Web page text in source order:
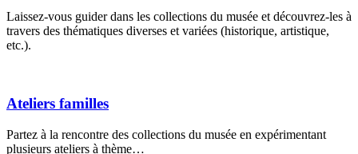
Laissez-vous guider dans les collections du musée et découvrez-les à
travers des thématiques diverses et variées (historique, artistique,
etc.).
Ateliers familles
Partez à la rencontre des collections du musée en expérimentant
plusieurs ateliers à thème…